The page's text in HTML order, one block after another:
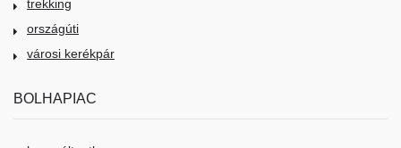
trekking
országúti
városi kerékpár
BOLHAPIAC